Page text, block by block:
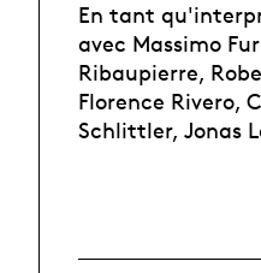
En tant
avec Massimo
Ribaupierre,
Florence Rivero,
Schlittler, Jonas